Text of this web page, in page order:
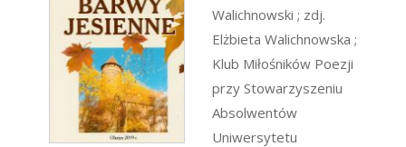
Walichnowski ; zdj.
Elżbieta Walichnowska ;
Klub Miłośników Poezji
przy Stowarzyszeniu
Absolwentów
Uniwersytetu